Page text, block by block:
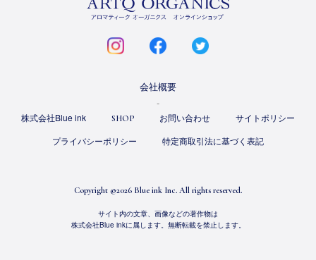
ARTQ
ORGANICS
会社概要
株式会社Blue ink SHOP お問い合わせ
サイトポリシー
プライバシーポリシー
特定商取引法に基づく表記
Copyright ©2026 Blue ink Inc. All rights reserved.
サイト内の文章、画像などの著作物は
株式会社Blue inkに属します。無断転載を禁止します。